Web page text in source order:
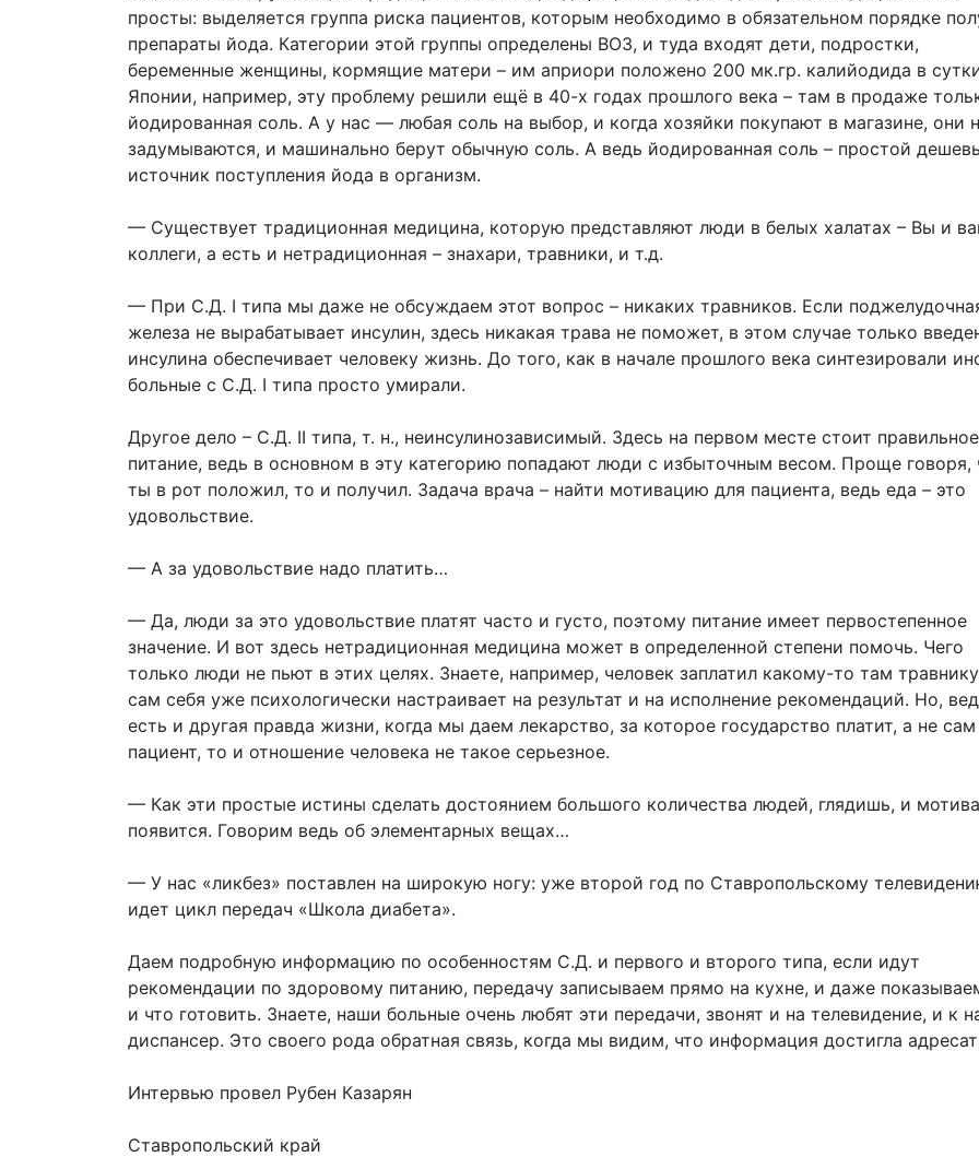
просты: выделяется группа риска пациентов, которым необходимо в обязательном порядке
препараты йода. Категории этой группы определены ВОЗ, и туда входят дети, подростки,
беременные женщины, кормящие матери – им априори положено 200 мк.гр. калийодида в
Японии, например, эту проблему решили ещё в 40-х годах прошлого века – там в продаже
йодированная соль. А у нас — любая соль на выбор, и когда хозяйки покупают в магазине, они
задумываются, и машинально берут обычную соль. А ведь йодированная соль – простой
источник поступления йода в организм.
— Существует традиционная медицина, которую представляют люди в белых халатах – Вы и
коллеги, а есть и нетрадиционная – знахари, травники, и т.д.
— При С.Д. I типа мы даже не обсуждаем этот вопрос – никаких травников. Если
железа не вырабатывает инсулин, здесь никакая трава не поможет, в этом случае только
инсулина обеспечивает человеку жизнь. До того, как в начале прошлого века синтезировали
больные с С.Д. I типа просто умирали.
Другое дело – С.Д. II типа, т. н., неинсулинозависимый. Здесь на первом месте стоит правильное
питание, ведь в основном в эту категорию попадают люди с избыточным весом. Проще говоря,
ты в рот положил, то и получил. Задача врача – найти мотивацию для пациента, ведь еда – это
удовольствие.
— А за удовольствие надо платить…
— Да, люди за это удовольствие платят часто и густо, поэтому питание имеет первостепенное
значение. И вот здесь нетрадиционная медицина может в определенной степени помочь. Чего
только люди не пьют в этих целях. Знаете, например, человек заплатил какому-то там
сам себя уже психологически настраивает на результат и на исполнение рекомендаций. Но,
есть и другая правда жизни, когда мы даем лекарство, за которое государство платит, а не сам
пациент, то и отношение человека не такое серьезное.
— Как эти простые истины сделать достоянием большого количества людей, глядишь, и
появится. Говорим ведь об элементарных вещах…
— У нас «ликбез» поставлен на широкую ногу: уже второй год по Ставропольскому
идет цикл передач «Школа диабета».
Даем подробную информацию по особенностям С.Д. и первого и второго типа, если идут
рекомендации по здоровому питанию, передачу записываем прямо на кухне, и даже
и что готовить. Знаете, наши больные очень любят эти передачи, звонят и на телевидение, и к
диспансер. Это своего рода обратная связь, когда мы видим, что информация достигла
Интервью провел Рубен Казарян
Ставропольский край